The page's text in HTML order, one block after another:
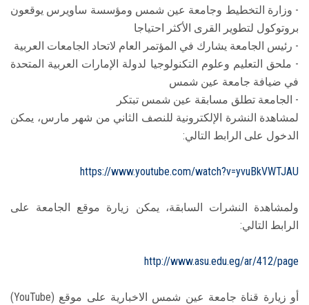
- وزارة التخطيط وجامعة عين شمس ومؤسسة ساويرس يوقعون
بروتوكول لتطوير القرى الأكثر احتياجا
- رئيس الجامعة يشارك في المؤتمر العام لاتحاد الجامعات العربية
- ملحق التعليم وعلوم التكنولوجيا لدولة الإمارات العربية المتحدة
في ضيافة جامعة عين شمس
- الجامعة تطلق مسابقة عين شمس تبتكر
لمشاهدة النشرة الإلكترونية للنصف الثاني من شهر مارس، يمكن
الدخول على الرابط التالي:
https://www.youtube.com/watch?v=yvuBkVWTJAU
ولمشاهدة النشرات السابقة، يمكن زيارة موقع الجامعة على
الرابط التالي:
http://www.asu.edu.eg/ar/412/page
أو زيارة قناة جامعة عين شمس الاخبارية على موقع (YouTube)